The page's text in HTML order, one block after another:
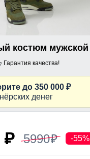
Гарантия качества!
до 350 000 ₽
денег
p 5990p -55%